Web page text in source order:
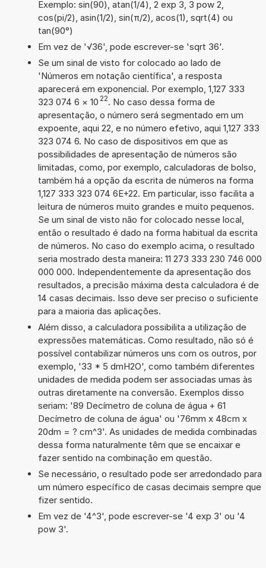
Exemplo: sin(90), atan(1/4), 2 exp 3, 3 pow 2,
cos(pi/2), asin(1/2), sin(π/2), acos(1), sqrt(4) ou
tan(90°)
Em vez de '√36', pode escrever-se 'sqrt 36'.
Se um sinal de visto for colocado ao lado de
'Números em notação científica', a resposta
aparecerá em exponencial. Por exemplo, 1,127 333
323 074 6 × 10 22. No caso dessa forma de
apresentação, o número será segmentado em um
expoente, aqui 22, e no número efetivo, aqui 1,127 333
323 074 6. No caso de dispositivos em que as
possibilidades de apresentação de números são
limitadas, como, por exemplo, calculadoras de bolso,
também há a opção da escrita de números na forma
1,127 333 323 074 6E+22. Em particular, isso facilita a
leitura de números muito grandes e muito pequenos.
Se um sinal de visto não for colocado nesse local,
então o resultado é dado na forma habitual da escrita
de números. No caso do exemplo acima, o resultado
seria mostrado desta maneira: 11 273 333 230 746 000
000 000. Independentemente da apresentação dos
resultados, a precisão máxima desta calculadora é de
14 casas decimais. Isso deve ser preciso o suficiente
para a maioria das aplicações.
Além disso, a calculadora possibilita a utilização de
expressões matemáticas. Como resultado, não só é
possível contabilizar números uns com os outros, por
exemplo, '33 * 5 dmH2O', como também diferentes
unidades de medida podem ser associadas umas às
outras diretamente na conversão. Exemplos disso
seriam: '89 Decímetro de coluna de água + 61
Decímetro de coluna de água' ou '76mm x 48cm x
20dm = ? cm^3'. As unidades de medida combinadas
dessa forma naturalmente têm que se encaixar e
fazer sentido na combinação em questão.
Se necessário, o resultado pode ser arredondado para
um número específico de casas decimais sempre que
fizer sentido.
Em vez de '4^3', pode escrever-se '4 exp 3' ou '4
pow 3'.